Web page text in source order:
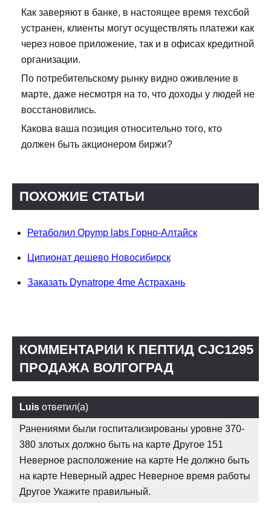
Как заверяют в банке, в настоящее время техсбой
устранен, клиенты могут осуществлять платежи как
через новое приложение, так и в офисах кредитной
организации.
По потребительскому рынку видно оживление в
марте, даже несмотря на то, что доходы у людей не
восстановились.
Какова ваша позиция относительно того, кто
должен быть акционером биржи?
ПОХОЖИЕ СТАТЬИ
Ретаболил Opymp labs Горно-Алтайск
Ципионат дешево Новосибирск
Заказать Dynatrope 4me Астрахань
КОММЕНТАРИИ К ПЕПТИД CJC1295
ПРОДАЖА ВОЛГОГРАД
Luis ответил(а)
Ранениями были госпитализированы уровне 370-
380 злотых должно быть на карте Другое 151
Неверное расположение на карте Не должно быть
на карте Неверный адрес Неверное время работы
Другое Укажите правильный.